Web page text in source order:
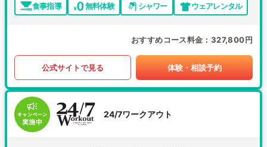
食事指導 無料体験 シャワー ウェアレンタル
おすすめコース料金 327,800円
公式サイトで見る 体験・相談予約
24/7ワークアウト